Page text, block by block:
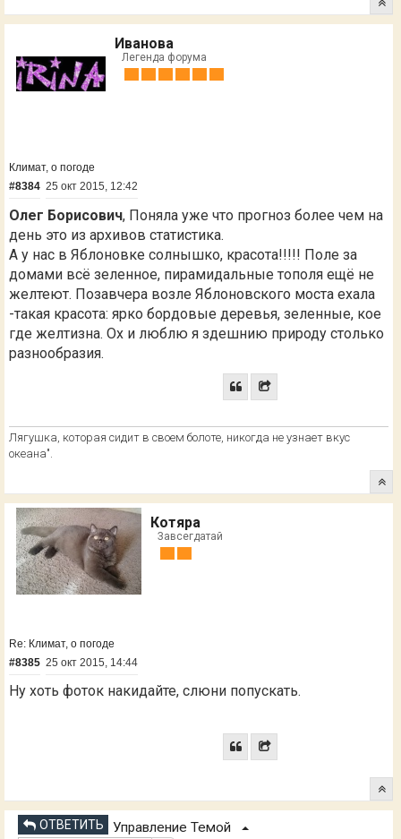
Иванова
Легенда форума
Климат, о погоде
#8384 25 окт 2015, 12:42
Олег Борисович, Поняла уже что прогноз более чем на
день это из архивов статистика.
А у нас в Яблоновке солнышко, красота!!!!! Поле за
домами всё зеленное, пирамидальные тополя ещё не
желтеют. Позавчера возле Яблоновского моста ехала
-такая красота: ярко бордовые деревья, зеленные, кое
где желтизна. Ох и люблю я здешнию природу столько
разнообразия.
Лягушка, которая сидит в своем болоте, никогда не узнает вкус
океана".
Котяра
Завсегдатай
Re: Климат, о погоде
#8385 25 окт 2015, 14:44
Ну хоть фоток накидайте, слюни попускать.
ОТВЕТИТЬ Управление Темой